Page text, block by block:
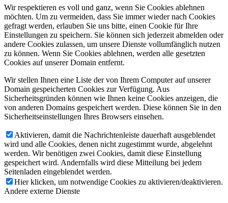
Erfahrungsberichte
Wir respektieren es voll und ganz, wenn Sie Cookies ablehnen
möchten. Um zu vermeiden, dass Sie immer wieder nach Cookies
gefragt werden, erlauben Sie uns bitte, einen Cookie für Ihre
Einstellungen zu speichern. Sie können sich jederzeit abmelden oder
andere Cookies zulassen, um unsere Dienste vollumfänglich nutzen
zu können. Wenn Sie Cookies ablehnen, werden alle gesetzten
Cookies auf unserer Domain entfernt.
Wir stellen Ihnen eine Liste der von Ihrem Computer auf unserer
Domain gespeicherten Cookies zur Verfügung. Aus
Sicherheitsgründen können wie Ihnen keine Cookies anzeigen, die
von anderen Domains gespeichert werden. Diese können Sie in den
Sicherheitseinstellungen Ihres Browsers einsehen.
Aktivieren, damit die Nachrichtenleiste dauerhaft ausgeblendet
wird und alle Cookies, denen nicht zugestimmt wurde, abgelehnt
werden. Wir benötigen zwei Cookies, damit diese Einstellung
gespeichert wird. Andernfalls wird diese Mitteilung bei jedem
Seitenladen eingeblendet werden.
Hier klicken, um notwendige Cookies zu aktivieren/deaktivieren.
Andere externe Dienste